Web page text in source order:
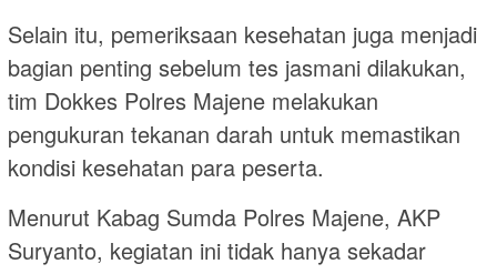
Selain itu, pemeriksaan kesehatan juga menjadi
bagian penting sebelum tes jasmani dilakukan,
tim Dokkes Polres Majene melakukan
pengukuran tekanan darah untuk memastikan
kondisi kesehatan para peserta.
Menurut Kabag Sumda Polres Majene, AKP
Suryanto, kegiatan ini tidak hanya sekadar